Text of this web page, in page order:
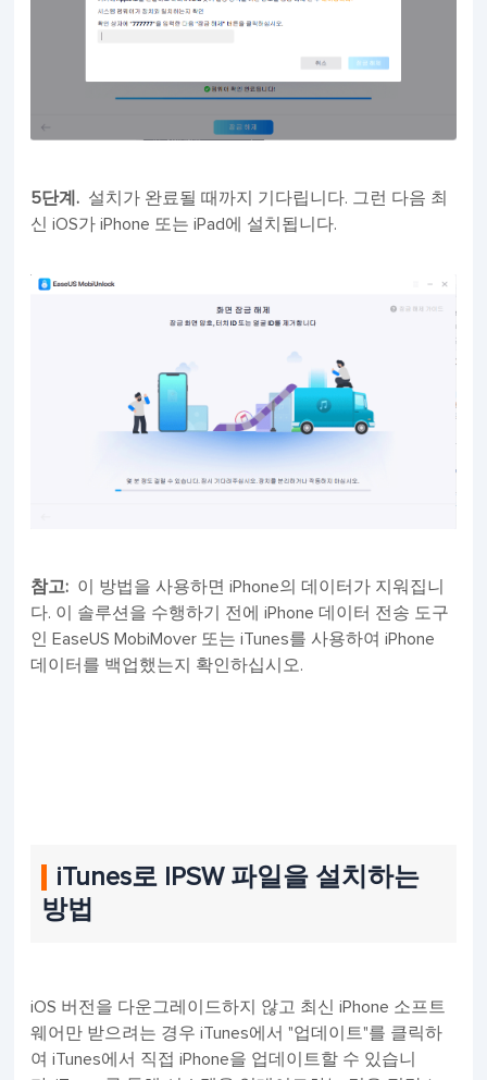
5단계. 설치가 완료될 때까지 기다립니다. 그런 다음 최
신 iOS가 iPhone 또는 iPad에 설치됩니다.
참고: 이 방법을 사용하면 iPhone의 데이터가 지워집니
다. 이 솔루션을 수행하기 전에 iPhone 데이터 전송 도구
인 EaseUS MobiMover 또는 iTunes를 사용하여 iPhone
데이터를 백업했는지 확인하십시오.
iTunes로 IPSW 파일을 설치하는
방법
iOS 버전을 다운그레이드하지 않고 최신 iPhone 소프트
웨어만 받으려는 경우 iTunes에서 "업데이트"를 클릭하
여 iTunes에서 직접 iPhone을 업데이트할 수 있습니